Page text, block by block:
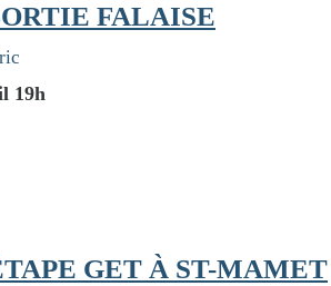
FALAISE
19h
GET À ST-MAMET